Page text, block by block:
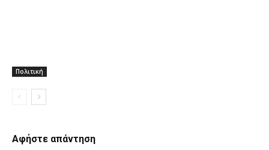
Πολιτική
Αφήστε απάντηση